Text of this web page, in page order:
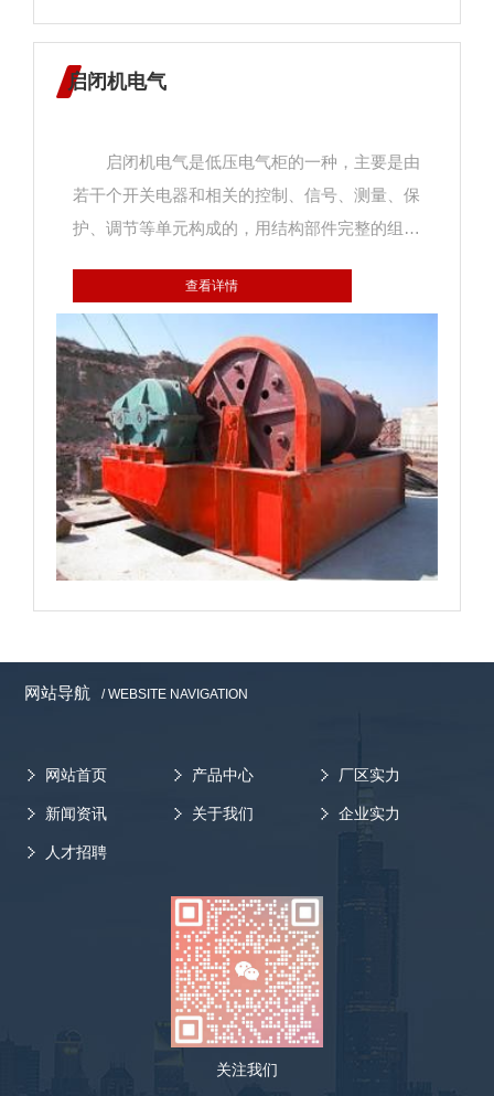
型起重机危害更大，常常会造成臂架和塔身折断
的重大事故，由于超载破坏了起重机的稳定性，
启闭机电气
启闭机电气是低压电气柜的一种，主要是由
若干个开关电器和相关的控制、信号、测量、保
护、调节等单元构成的，用结构部件完整的组装
象是三向交流一步点哦等级，三向交流异步电动
机工作原理：三向对称绕组，通入三向对陈交流
电，将在空间产生旋转磁场，该磁场切割转子导
体，将在转子中产生感应电动势及感应电流，并
且转速低于同步速并与同步速方向相同旋转。
查看详情
网站导航 / WEBSITE NAVIGATION
网站首页 产品中心 厂区实力
新闻资讯 关于我们 企业实力
人才招聘
关注我们